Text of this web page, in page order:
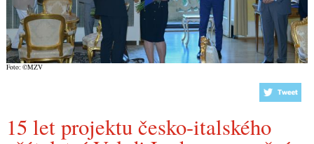
Foto: ©MZV
15 let projektu česko-italského